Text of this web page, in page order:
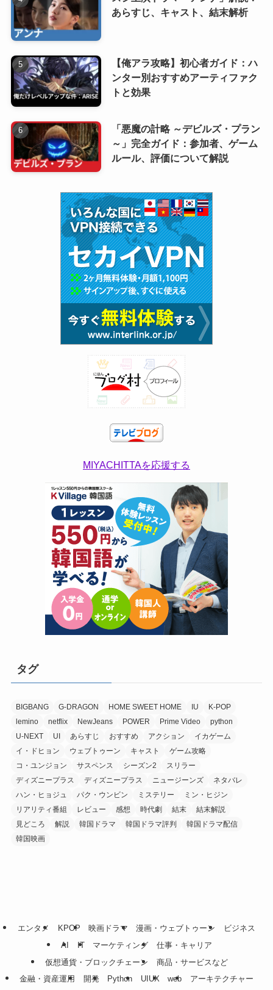
あらすじ、キャスト、結末解析
【俺アラ攻略】初心者ガイド：ハ
ンター別おすすめアーティファク
トと効果
「悪魔の計略 ～デビルズ・プラン
～」完全ガイド：参加者、ゲーム
ルール、評価について解説
MIYACHITTAを応援する
タグ
BIGBANG G-DRAGON HOME SWEET HOME IU
K-POP
lemino
netflix NewJeans POWER Prime Video
python
U-NEXT
UI あらすじ おすすめ アクション
イカゲーム
イ・ドヒョン
ウェブトゥーン キャスト
ゲーム攻略
コ・ユンジョン
サスペンス シーズン2
スリラー
ディズニープラス
ディズニープラス ニュージーンズ
ネタバレ
ハン・ヒョジュ
パク・ウンビン ミステリー
ミン・ヒジン
リアリティ番組
レビュー 感想 時代劇 結末
結末解説
見どころ
解説 韓国ドラマ 韓国ドラマ評判
韓国ドラマ配信
韓国映画
エンタメ KPOP 映画ドラマ 漫画・ウェブトゥーン
ビジネス
AI
IT マーケティング
仕事・キャリア
仮想通貨・ブロックチェーン
商品・サービスなど
金融・資産運用
開発 Python UIUX web アーキテクチャー